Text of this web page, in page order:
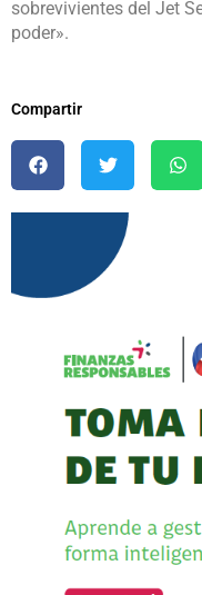
sobrevivientes del Jet
poder».
Compartir